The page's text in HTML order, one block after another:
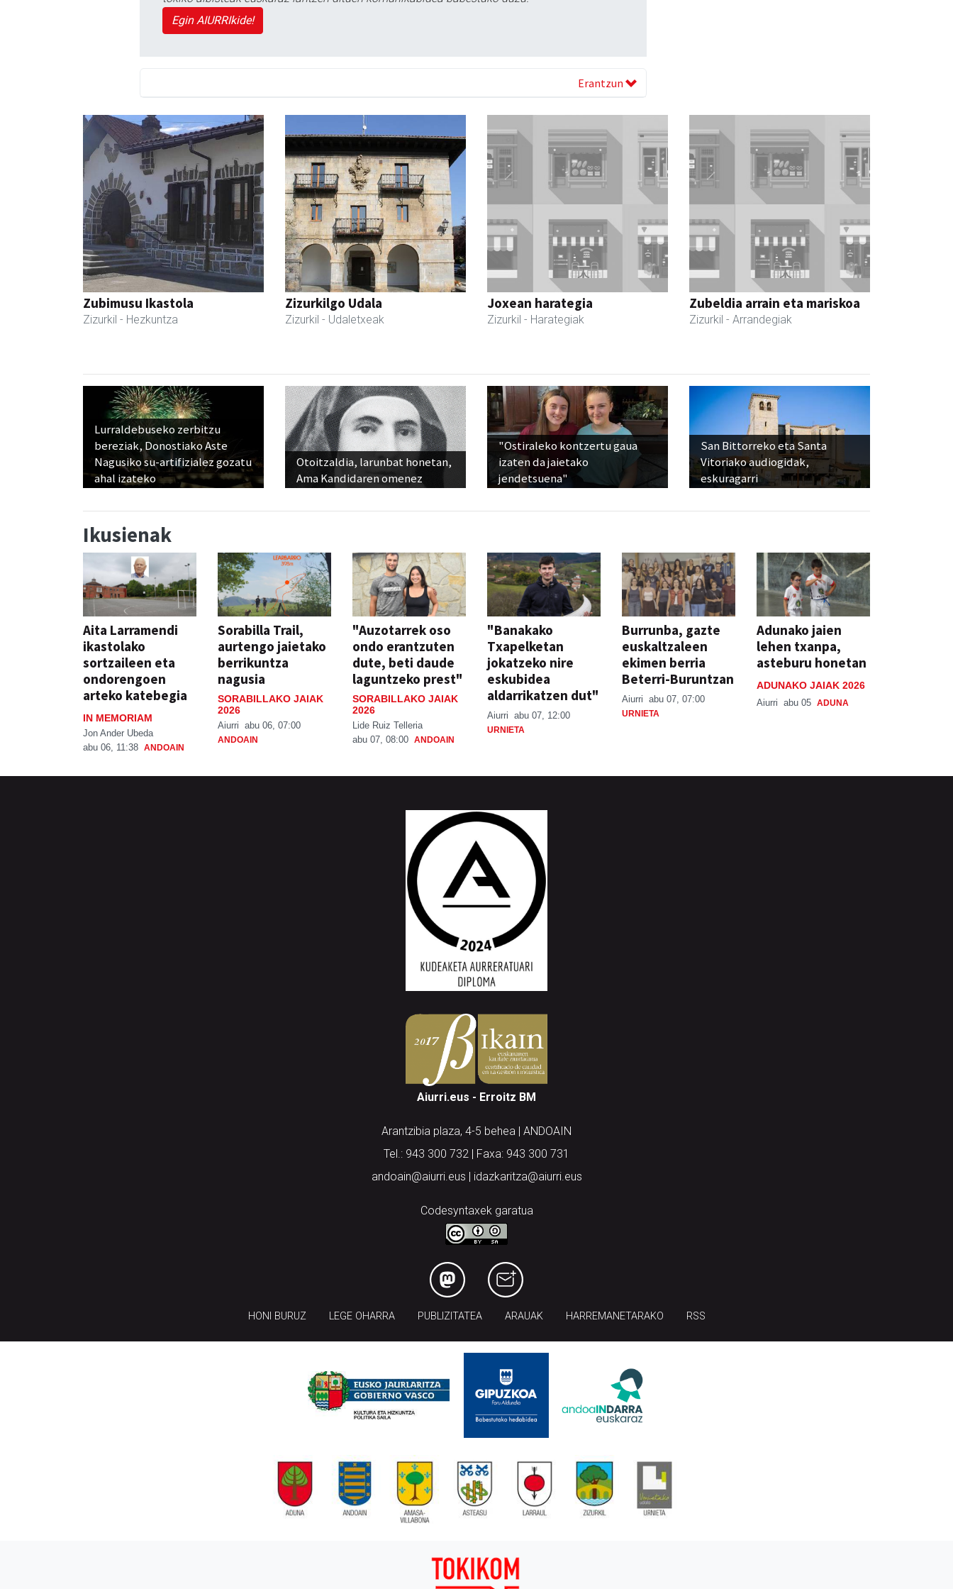
Egin AIURRIkide!
Erantzun
Zubimusu Ikastola
Zizurkil - Hezkuntza
Zizurkilgo Udala
Zizurkil - Udaletxeak
Joxean harategia
Zizurkil - Harategiak
Zubeldia arrain eta mariskoa
Zizurkil - Arrandegiak
Lurraldebuseko zerbitzu
bereziak, Donostiako Aste
Nagusiko su-artifizialez gozatu
ahal izateko
Otoitzaldia, larunbat honetan,
Ama Kandidaren omenez
"Ostiraleko kontzertu gaua
izaten da jaietako
jendetsuena"
San Bittorreko eta Santa
Vitoriako audiogidak,
eskuragarri
Ikusienak
Aita Larramendi
ikastolako
sortzaileen eta
ondorengoen
arteko katebegia
IN MEMORIAM
Jon Ander Ubeda
abu 06, 11:38 ANDOAIN
Sorabilla Trail,
aurtengo jaietako
berrikuntza
nagusia
SORABILLAKO JAIAK
2026
Aiurri abu 06, 07:00
ANDOAIN
"Auzotarrek oso
ondo erantzuten
dute, beti daude
laguntzeko prest"
SORABILLAKO JAIAK
2026
Lide Ruiz Telleria
abu 07, 08:00 ANDOAIN
"Banakako
Txapelketan
jokatzeko nire
eskubidea
aldarrikatzen dut"
Aiurri abu 07, 12:00
URNIETA
Burrunba, gazte
euskaltzaleen
ekimen berria
Beterri-Buruntzan
Aiurri abu 07, 07:00
URNIETA
Adunako jaien
lehen txanpa,
asteburu honetan
ADUNAKO JAIAK 2026
Aiurri abu 05 ADUNA
Aiurri.eus - Erroitz BM
Arantzibia plaza, 4-5 behea | ANDOAIN
Tel.: 943 300 732 | Faxa: 943 300 731
andoain@aiurri.eus | idazkaritza@aiurri.eus
Codesyntaxek garatua
HONI BURUZ LEGE OHARRA PUBLIZITATEA ARAUAK HARREMANETARAKO RSS